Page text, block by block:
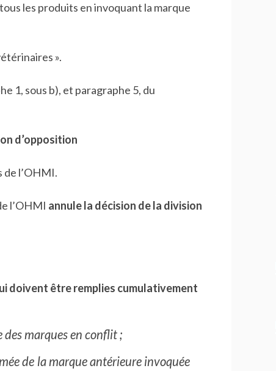
les produits en invoquant la marque
».
1, sous b), et paragraphe 5, du
d’opposition
de l’OHMI.
l’OHMI annule la décision de la division
doivent être remplies cumulativement
marques en conflit ;
de la marque antérieure invoquée